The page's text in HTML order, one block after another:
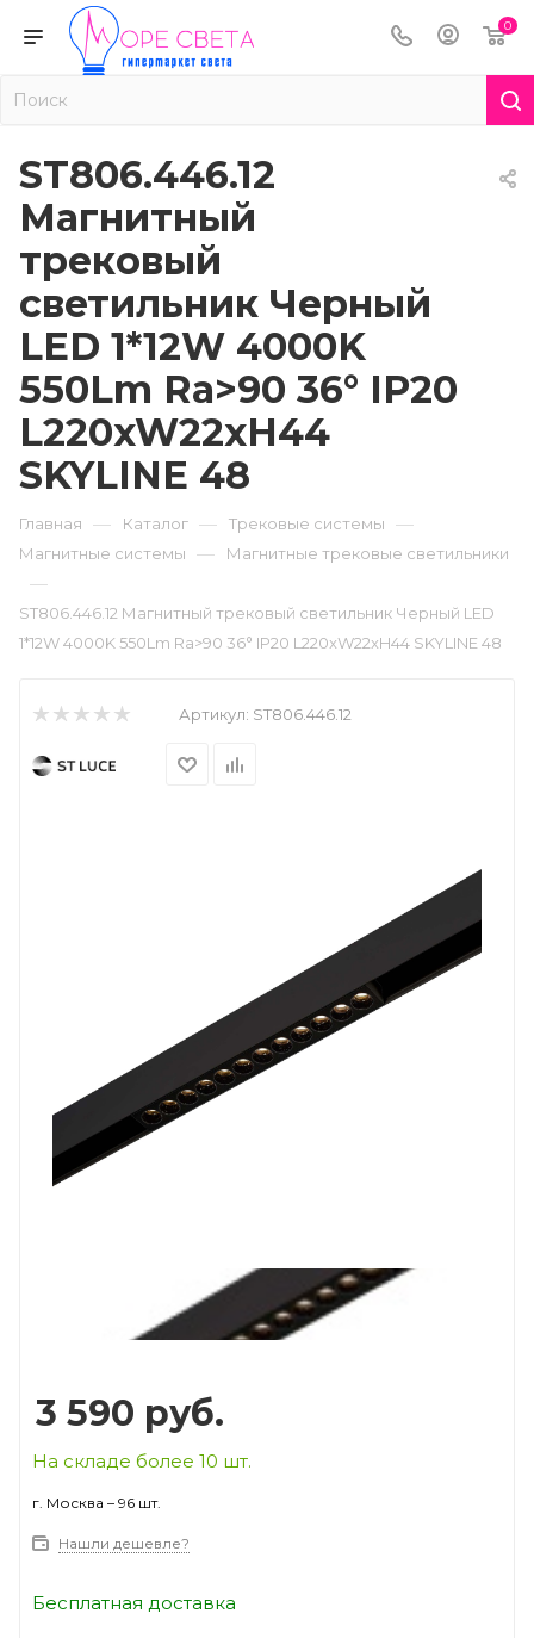
0
ST806.446.12
Магнитный
трековый
светильник Черный
LED 1*12W 4000K
550Lm Ra>90 36° IP20
L220xW22xH44
SKYLINE 48
Главная — Каталог — Трековые системы —
Магнитные системы — Магнитные трековые светильники
—
ST806.446.12 Магнитный трековый светильник Черный LED
1*12W 4000K 550Lm Ra>90 36° IP20 L220xW22xH44 SKYLINE 48
Артикул: ST806.446.12
3 590 руб.
На складе более 10 шт.
г. Москва – 96 шт.
Нашли дешевле?
Бесплатная доставка